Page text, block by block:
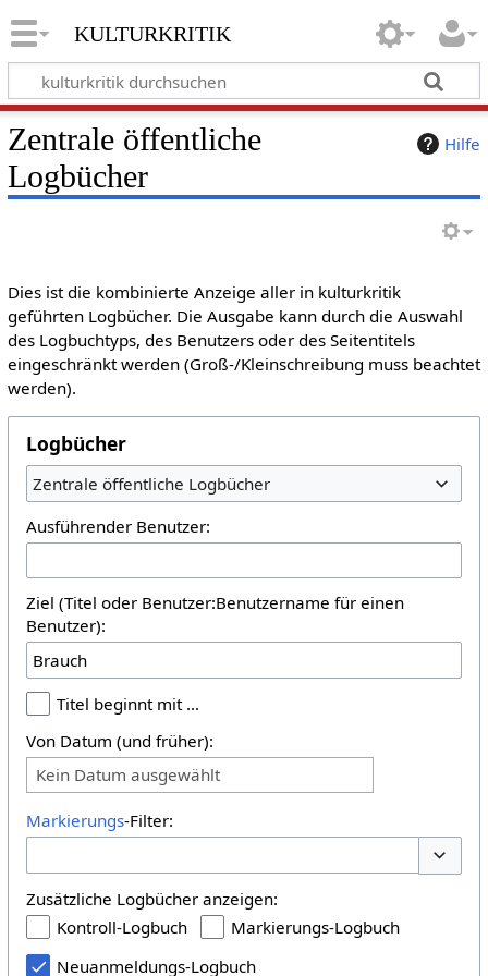
kulturkritik
Hilfe
Zentrale öffentliche
Logbücher
Dies ist die kombinierte Anzeige aller in kulturkritik
geführten Logbücher. Die Ausgabe kann durch die Auswahl
des Logbuchtyps, des Benutzers oder des Seitentitels
eingeschränkt werden (Groß-/Kleinschreibung muss beachtet
werden).
Logbücher
Zentrale öffentliche Logbücher
Ausführender Benutzer:
Ziel (Titel oder Benutzer:Benutzername für einen
Benutzer):
Titel beginnt mit …
Von Datum (und früher):
Kein Datum ausgewählt
Markierungs-Filter:
Zusätzliche Logbücher anzeigen:
Kontroll-Logbuch
Markierungs-Logbuch
Neuanmeldungs-Logbuch